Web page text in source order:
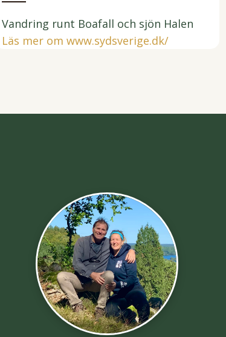
Vandring runt Boafall och sjön Halen
Läs mer om www.sydsverige.dk/